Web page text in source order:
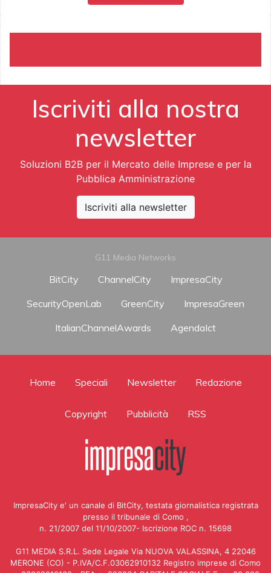
Iscriviti alla nostra
newsletter
Soluzioni B2B per il Mercato delle Imprese e per la
Pubblica Amministrazione
Iscriviti alla newsletter
G11 Media Networks
BitCity ChannelCity
ImpresaCity
SecurityOpenLab
GreenCity
ImpresaGreen
ItalianChannelAwards
AgendaIct
Home Speciali Newsletter Redazione
Copyright Pubblicità RSS
ImpresaCity e' un canale di BitCity, testata giornalistica registrata
presso il tribunale di Como ,
n. 21/2007 del 11/10/2007- Iscrizione ROC n. 15698
G11 MEDIA S.R.L. Sede Legale Via NUOVA VALASSINA, 4 22046
MERONE (CO) - P.IVA/C.F.03062910132 Registro imprese di Como